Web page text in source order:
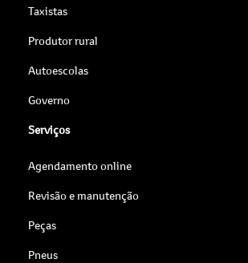
Taxistas
Produtor rural
Autoescolas
Governo
Serviços
Agendamento online
Revisão e manutenção
Peças
Pneus